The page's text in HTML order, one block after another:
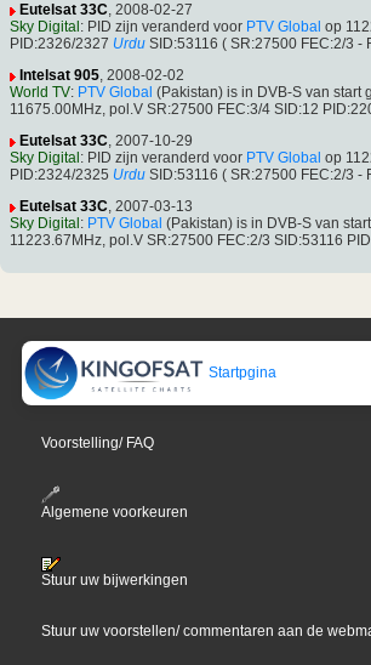
Eutelsat 33C, 2008-02-27
Sky Digital : PID zijn veranderd voor PTV Global op
PID:2326/2327 Urdu SID:53116 ( SR:27500 FEC:2/3 -
Intelsat 905, 2008-02-02
World TV: PTV Global (Pakistan) is in DVB-S van start
11675.00MHz, pol.V SR:27500 FEC:3/4 SID:12
Eutelsat 33C, 2007-10-29
Sky Digital : PID zijn veranderd voor PTV Global op
PID:2324/2325 Urdu SID:53116 ( SR:27500 FEC:2/3 -
Eutelsat 33C, 2007-03-13
Sky Digital : PTV Global (Pakistan) is in DVB-S van
11223.67MHz, pol.V SR:27500 FEC:2/3 SID:53116
Startpgina
Voorstelling/ FAQ
Algemene voorkeuren
Stuur uw bijwerkingen
Stuur uw voorstellen/ commentaren aan de